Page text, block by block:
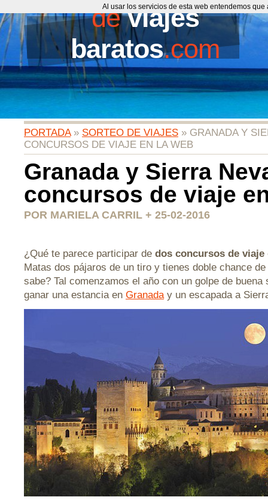
deviajes
baratos.com
PORTADA» SORTEO DE VIAJES » GRANADA Y
CONCURSOS DE VIAJE EN LA WEB
Granada y Sierra
concursos de viaje
POR MARIELA CARRIL + 25-02-2016
¿Qué te parece participar de dos concursos de viaje
Matas dos pájaros de un tiro y tienes doble chance
sabe? Tal comenzamos el año con un golpe de buena
ganar una estancia en Granaday un escapada a
Al usar los servicios de esta web entendemos